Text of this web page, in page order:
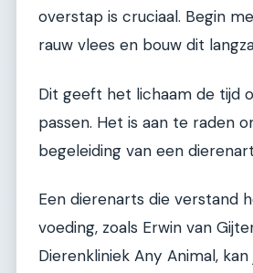
overstap is cruciaal. Begin
rauw vlees en bouw dit
Dit geeft het lichaam de tijd
passen. Het is aan te raden
begeleiding van een
Een dierenarts die verstand
voeding, zoals Erwin van
Dierenkliniek Any Animal,